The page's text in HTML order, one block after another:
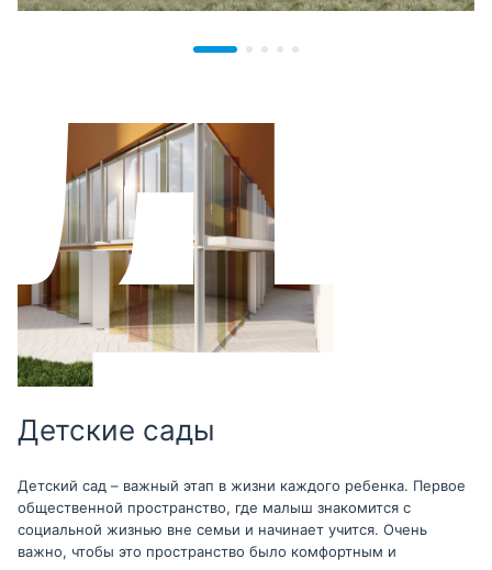
Детские сады
Детский сад – важный этап в жизни каждого ребенка. Первое
общественной пространство, где малыш знакомится с
социальной жизнью вне семьи и начинает учится. Очень
важно, чтобы это пространство было комфортным и